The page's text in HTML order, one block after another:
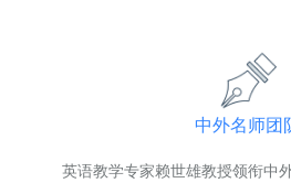
中外名师团
英语教学专家赖世雄教授领衔中